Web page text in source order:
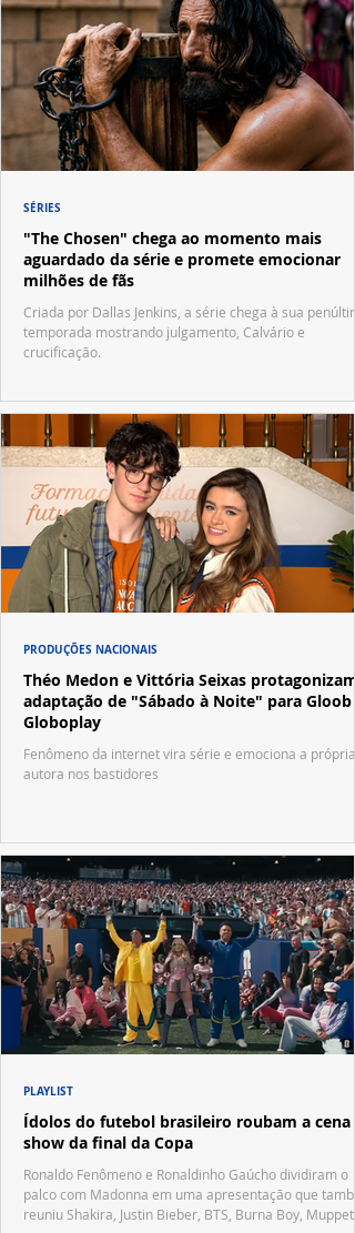
"The Chosen" chega ao momento mais
aguardado da série e promete emocionar
milhões de fãs
Criada por Dallas Jenkins, a série chega à sua
temporada mostrando julgamento, Calvário e
crucificação.
SÉRIES
Théo Medon e Vittória Seixas protagonizam
adaptação de "Sábado à Noite" para Gloob e
Globoplay
Fenômeno da internet vira série e emociona a própria
autora nos bastidores
PRODUÇÕES NACIONAIS
Ídolos do futebol brasileiro roubam a cena
show da final da Copa
Ronaldo Fenômeno e Ronaldinho Gaúcho dividiram o
palco com Madonna em uma apresentação que
reuniu Shakira, Justin Bieber, BTS, Burna Boy, Muppets,
PLAYLIST